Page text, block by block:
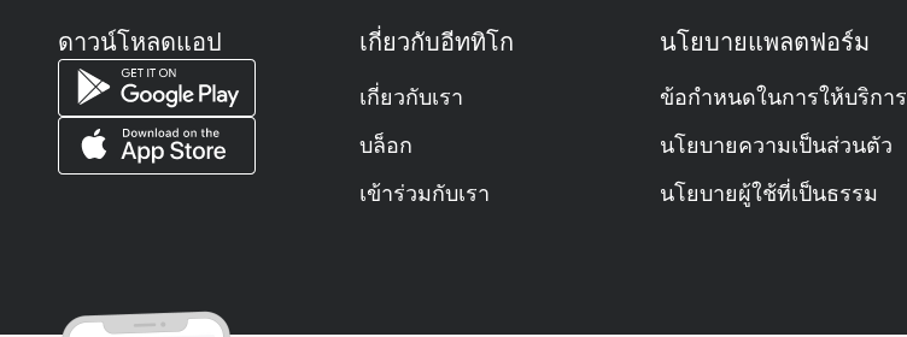
ดาวน์โหลดแอป เกี่ยวกับอีททิโก
เกี่ยวกับเรา
บล็อก
เข้าร่วมกับเรา
นโยบายแพลตฟอร์ม
ข้อกำหนดในการให้บริการ
นโยบายความเป็นส่วนตัว
นโยบายผู้ใช้ที่เป็นธรรม